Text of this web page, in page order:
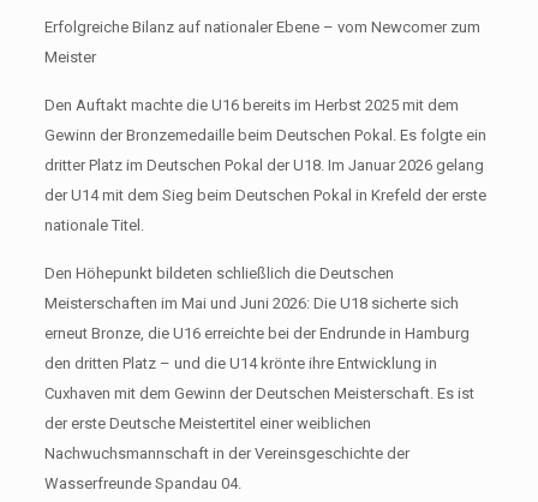
Erfolgreiche Bilanz auf nationaler Ebene – vom Newcomer zum
Meister
Den Auftakt machte die U16 bereits im Herbst 2025 mit dem
Gewinn der Bronzemedaille beim Deutschen Pokal. Es folgte ein
dritter Platz im Deutschen Pokal der U18. Im Januar 2026 gelang
der U14 mit dem Sieg beim Deutschen Pokal in Krefeld der erste
nationale Titel.
Den Höhepunkt bildeten schließlich die Deutschen
Meisterschaften im Mai und Juni 2026: Die U18 sicherte sich
erneut Bronze, die U16 erreichte bei der Endrunde in Hamburg
den dritten Platz – und die U14 krönte ihre Entwicklung in
Cuxhaven mit dem Gewinn der Deutschen Meisterschaft. Es ist
der erste Deutsche Meistertitel einer weiblichen
Nachwuchsmannschaft in der Vereinsgeschichte der
Wasserfreunde Spandau 04.